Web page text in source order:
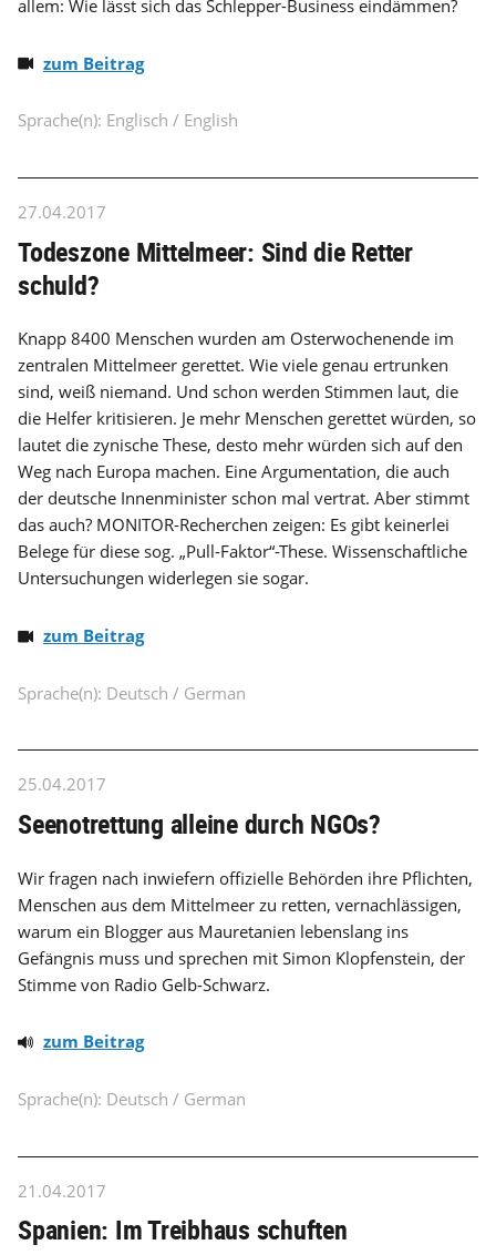
allem: Wie lässt sich das Schlepper-Business eindämmen?
zum Beitrag
Sprache(n): Englisch / English
27.04.2017
Todeszone Mittelmeer: Sind die Retter
schuld?
Knapp 8400 Menschen wurden am Osterwochenende im
zentralen Mittelmeer gerettet. Wie viele genau ertrunken
sind, weiß niemand. Und schon werden Stimmen laut, die
die Helfer kritisieren. Je mehr Menschen gerettet würden, so
lautet die zynische These, desto mehr würden sich auf den
Weg nach Europa machen. Eine Argumentation, die auch
der deutsche Innenminister schon mal vertrat. Aber stimmt
das auch? MONITOR-Recherchen zeigen: Es gibt keinerlei
Belege für diese sog. „Pull-Faktor“-These. Wissenschaftliche
Untersuchungen widerlegen sie sogar.
zum Beitrag
Sprache(n): Deutsch / German
25.04.2017
Seenotrettung alleine durch NGOs?
Wir fragen nach inwiefern offizielle Behörden ihre Pflichten,
Menschen aus dem Mittelmeer zu retten, vernachlässigen,
warum ein Blogger aus Mauretanien lebenslang ins
Gefängnis muss und sprechen mit Simon Klopfenstein, der
Stimme von Radio Gelb-Schwarz.
zum Beitrag
Sprache(n): Deutsch / German
21.04.2017
Spanien: Im Treibhaus schuften